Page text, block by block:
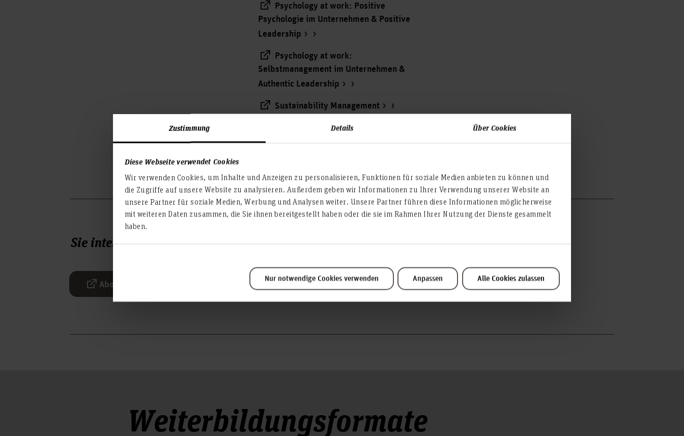
Zustimmung Details Über Cookies
Diese Webseite verwendet Cookies
Wir verwenden Cookies, um Inhalte und Anzeigen zu personalisieren, Funktionen für soziale Medien anbieten zu können und
die Zugriffe auf unsere Website zu analysieren. Außerdem geben wir Informationen zu Ihrer Verwendung unserer Website an
unsere Partner für soziale Medien, Werbung und Analysen weiter. Unsere Partner führen diese Informationen möglicherweise
mit weiteren Daten zusammen, die Sie ihnen bereitgestellt haben oder die sie im Rahmen Ihrer Nutzung der Dienste gesammelt
haben.
Nur notwendige Cookies verwenden Anpassen Alle Cookies zulassen
Psychology at work: Positive
Psychologie im Unternehmen & Positive
Leadership
Psychology at work:
Selbstmanagement im Unternehmen &
Authentic Leadership
Sustainability Management
Zertifizierte*r Innovationsmanager*in
nach ISO 56002
Sie interessieren sich für Informationen rund um diese Wissenswelt?
Abonnieren Sie unseren Newsletter.
Weiterbildungsformate